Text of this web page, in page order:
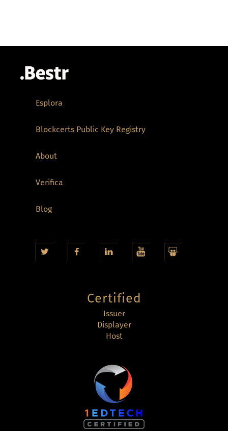
Esplora
Blockcerts Public Key Registry
About
Verifica
Blog
Certified
Issuer
Displayer
Host